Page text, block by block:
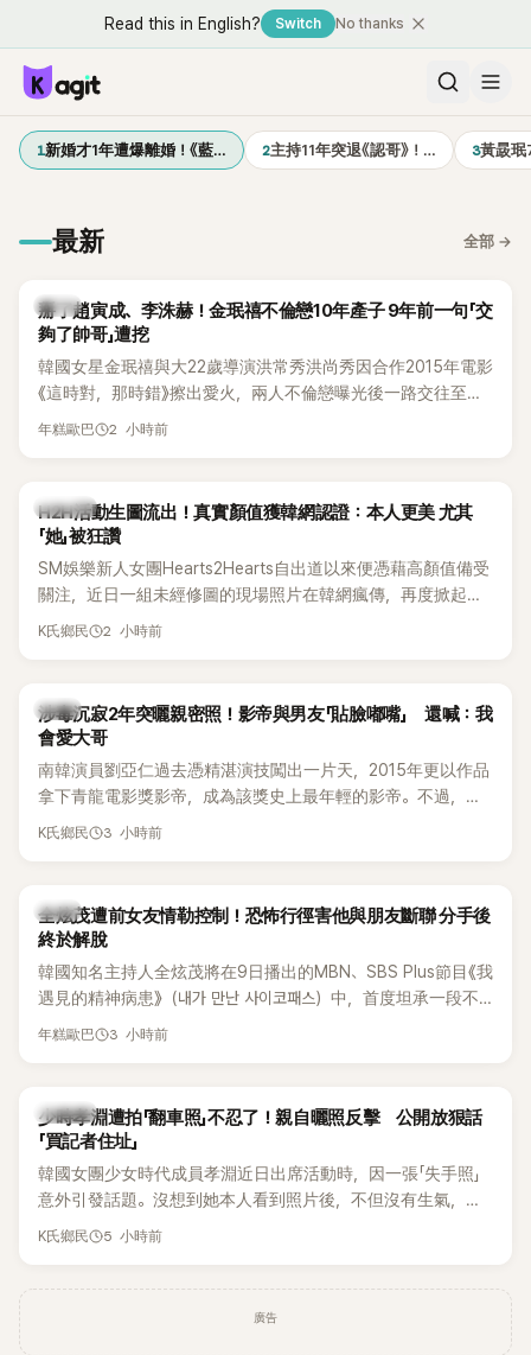
Read this in English? Switch No thanks
1新婚才1年遭爆離婚！《藍… 2主持11年突退《認哥》！… 3黃晸
最新 全部 →
韓星
掰了趙寅成、李洙赫！金珉禧不倫戀10年產子 9年前一句「交
夠了帥哥」遭挖
韓國女星金珉禧與大22歲導演洪常秀洪尚秀因合作2015年電影
《這時對，那時錯》擦出愛火，兩人不倫戀曝光後一路交往至
今，戀情已持續近10年，並於去年迎來兩人的兒子。金珉禧也
首度以演員身分復出。不過，新片尚未上映，她9年前電影中的
一句台詞卻突然被韓網翻出，意外再度掀起熱議。
年糕歐巴 2 小時前
K-POP
H2H活動生圖流出！真實顏值獲韓網認證：本人更美 尤其
「她」被狂讚
SM娛樂新人女團Hearts2Hearts自出道以來便憑藉高顏值備受
關注，近日一組未經修圖的現場照片在韓網瘋傳，再度掀起熱
烈討論，不少看過本人的網友更直呼：「真人比照片還漂亮！」
K氏鄉民 2 小時前
韓星
涉毒沉寂2年突曬親密照！影帝與男友「貼臉嘟嘴」 還喊：我
會愛大哥
南韓演員劉亞仁過去憑精湛演技闖出一片天，2015年更以作品
拿下青龍電影獎影帝，成為該獎史上最年輕的影帝。不過，他
2023年爆出涉毒風波後，演藝事業受到重創，後續又牽扯與男
K氏鄉民 3 小時前
韓星
全炫茂遭前女友情勒控制！恐怖行徑害他與朋友斷聯 分手後
終於解脫
韓國知名主持人全炫茂將在9日播出的MBN、SBS Plus節目《我
遇見的精神病患》（내가 만난 사이코패스）中，首度坦承一段不
堪回首的戀愛經歷，自爆曾遭前女友過度控制，不僅走到哪都
年糕歐巴 3 小時前
K-POP
少時孝淵遭拍「翻車照」不忍了！親自曬照反擊 公開放狠話
「買記者住址」
韓國女團少女時代成員孝淵近日出席活動時，因一張「失手照」
意外引發話題。沒想到她本人看到照片後，不但沒有生氣，反
而親自把照片放上IG限時動態開玩笑，甚至幽默喊話要「買記者
K氏鄉民 5 小時前
廣告